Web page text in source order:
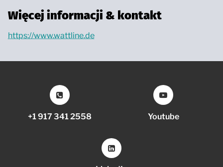
Więcej informacji & kontakt
https://www.wattline.de
+1 917 341 2558 Youtube